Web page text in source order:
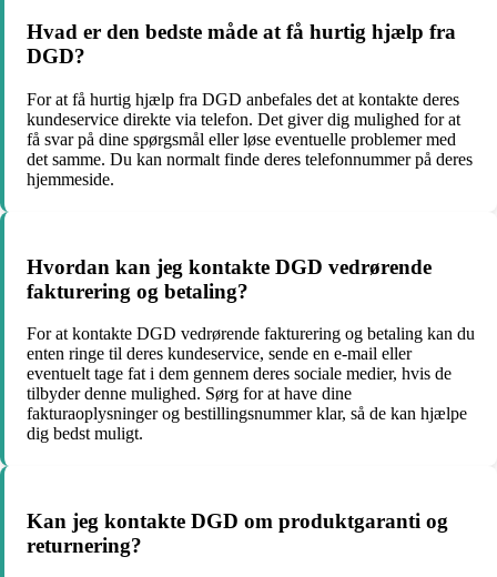
Hvad er den bedste måde at få hurtig hjælp fra
DGD?
For at få hurtig hjælp fra DGD anbefales det at kontakte deres
kundeservice direkte via telefon. Det giver dig mulighed for at
få svar på dine spørgsmål eller løse eventuelle problemer med
det samme. Du kan normalt finde deres telefonnummer på deres
hjemmeside.
Hvordan kan jeg kontakte DGD vedrørende
fakturering og betaling?
For at kontakte DGD vedrørende fakturering og betaling kan du
enten ringe til deres kundeservice, sende en e-mail eller
eventuelt tage fat i dem gennem deres sociale medier, hvis de
tilbyder denne mulighed. Sørg for at have dine
fakturaoplysninger og bestillingsnummer klar, så de kan hjælpe
dig bedst muligt.
Kan jeg kontakte DGD om produktgaranti og
returnering?